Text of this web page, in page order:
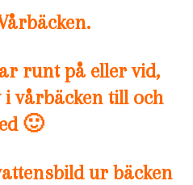
runt på eller vid,
vårbäcken till och
🙂
ur bäcken